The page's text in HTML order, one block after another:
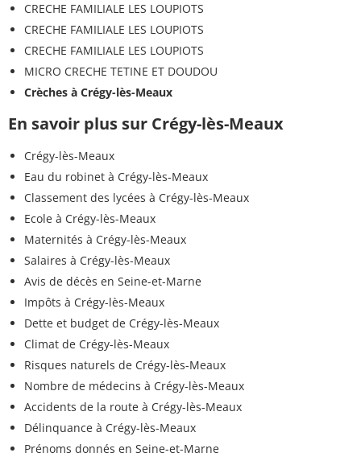
CRECHE FAMILIALE LES LOUPIOTS
CRECHE FAMILIALE LES LOUPIOTS
CRECHE FAMILIALE LES LOUPIOTS
MICRO CRECHE TETINE ET DOUDOU
Crèches à Crégy-lès-Meaux
En savoir plus sur Crégy-lès-Meaux
Crégy-lès-Meaux
Eau du robinet à Crégy-lès-Meaux
Classement des lycées à Crégy-lès-Meaux
Ecole à Crégy-lès-Meaux
Maternités à Crégy-lès-Meaux
Salaires à Crégy-lès-Meaux
Avis de décès en Seine-et-Marne
Impôts à Crégy-lès-Meaux
Dette et budget de Crégy-lès-Meaux
Climat de Crégy-lès-Meaux
Risques naturels de Crégy-lès-Meaux
Nombre de médecins à Crégy-lès-Meaux
Accidents de la route à Crégy-lès-Meaux
Délinquance à Crégy-lès-Meaux
Prénoms donnés en Seine-et-Marne